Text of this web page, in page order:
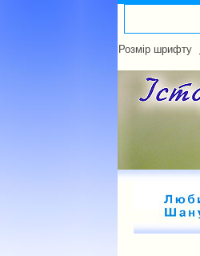
Розмір шрифту